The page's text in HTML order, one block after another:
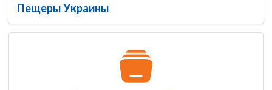
Пещеры Украины